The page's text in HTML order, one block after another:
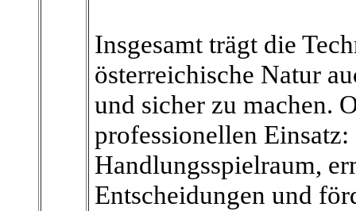
Insgesamt trägt die
österreichische Natur
und sicher zu machen.
professionellen
Handlungsspielraum,
Entscheidungen und